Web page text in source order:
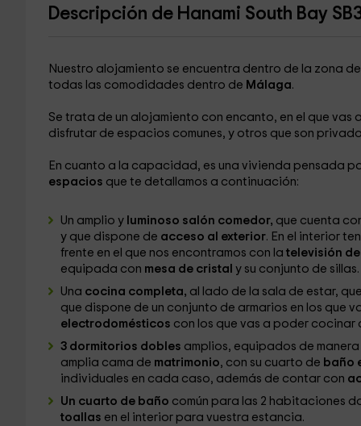
Descripción de Hanami South Bay
Nuestro alojamiento se encuentra dentro de la zona
todas las comodidades dentro de Málaga.
Se trata de un alojamiento con encanto, en el que vas
disfrutar de espacios comunes, y otros que son
En cuanto a la capacidad, es una vivienda pensada
espacios que te detallamos a continuación:
Un amplio y luminoso salón comedor, que cuenta
y que dispone de acceso al exterior. En el interior
frente en el que nos encontramos con la televisión
equipada con mesa de cristal y su conjunto de sillas.
Una cocina completa, al lado de la sala de estar,
que dispone de un conjunto de armarios en los que
electrodomésticos con los que vas a poder cocinar
3 dormitorios dobles amplios, equipados de
amplia cama de matrimonio, con su cuarto de baño
individuales en cada caso, además de contar con
Un cuarto de baño común para las 2 habitaciones
toallas en el interior para vuestra estancia.